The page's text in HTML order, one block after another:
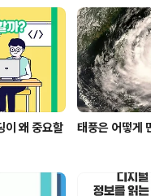
사과정 프로그램인 한국형 경영
적 기업특성에 맞고 세계적으로
력 양성을 위하여 현재 총 1..
왜 중요할
태풍은 어떻게